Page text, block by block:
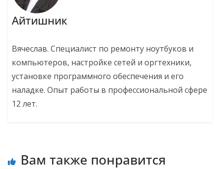
Айтишник
Вячеслав. Специалист по ремонту ноутбуков и
компьютеров, настройке сетей и оргтехники,
установке программного обеспечения и его
наладке. Опыт работы в профессиональной сфере
12 лет.
Вам также понравится